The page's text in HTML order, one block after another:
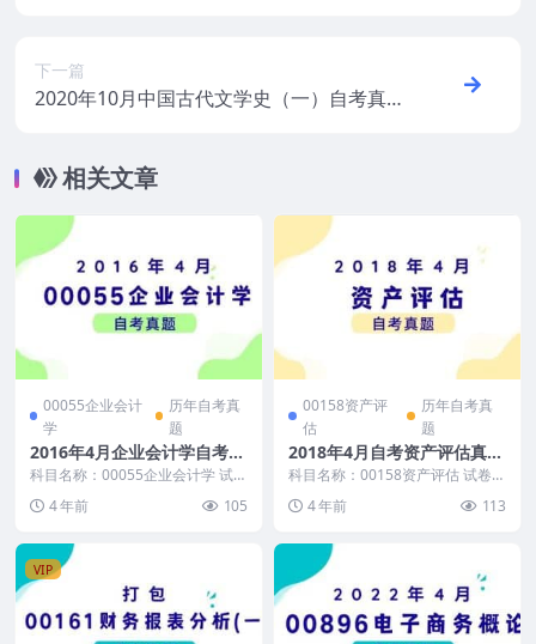
下一篇
2020年10月中国古代文学史（一）自考真题
相关文章
00055企业会计
学
历年自考真
题
2016年4月企业会计学自考真
题及答案
科目名称：00055企业会计学 试卷
试企业会计...
4 年前 105
00158资产评
估
历年自考真
题
2018年4月自考资产评估真题
及答案
科目名称：00158资产评估 试卷全
资产评估试...
4 年前 113
VIP